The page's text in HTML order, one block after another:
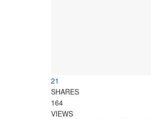
21
SHARES
164
VIEWS